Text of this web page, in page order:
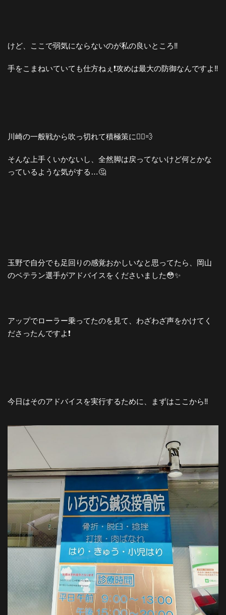
けど、ここで弱気にならないのが私の良いところ‼️
手をこまねいていても仕方ねぇ❗️攻めは最大の防御なんですよ‼️
川崎の一般戦から吹っ切れて積極策に🚴‍♀️💨
そんな上手くいかないし、全然脚は戻ってないけど何とかな
っているような気がする…🤔
玉野で自分でも足回りの感覚おかしいなと思ってたら、岡山
のベテラン選手がアドバイスをくださいました😳✨
アップでローラー乗ってたのを見て、わざわざ声をかけてく
ださったんですよ❗️
今日はそのアドバイスを実行するために、まずはここから‼️